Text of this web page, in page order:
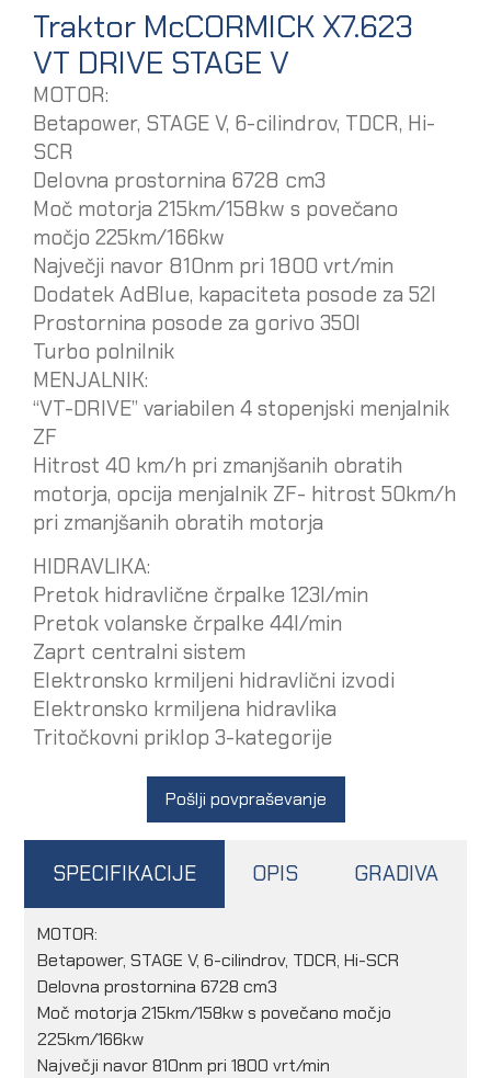
Traktor McCORMICK X7.623
VT DRIVE STAGE V
MOTOR:
Betapower, STAGE V, 6-cilindrov, TDCR, Hi-
SCR
Delovna prostornina 6728 cm3
Moč motorja 215km/158kw s povečano
močjo 225km/166kw
Največji navor 810nm pri 1800 vrt/min
Dodatek AdBlue, kapaciteta posode za 52l
Prostornina posode za gorivo 350l
Turbo polnilnik
MENJALNIK:
“VT-DRIVE” variabilen 4 stopenjski menjalnik
ZF
Hitrost 40 km/h pri zmanjšanih obratih
motorja, opcija menjalnik ZF- hitrost 50km/h
pri zmanjšanih obratih motorja
HIDRAVLIKA:
Pretok hidravlične črpalke 123l/min
Pretok volanske črpalke 44l/min
Zaprt centralni sistem
Elektronsko krmiljeni hidravlični izvodi
Elektronsko krmiljena hidravlika
Tritočkovni priklop 3-kategorije
Pošlji povpraševanje
SPECIFIKACIJE OPIS GRADIVA
MOTOR:
Betapower, STAGE V, 6-cilindrov, TDCR, Hi-SCR
Delovna prostornina 6728 cm3
Moč motorja 215km/158kw s povečano močjo
225km/166kw
Največji navor 810nm pri 1800 vrt/min